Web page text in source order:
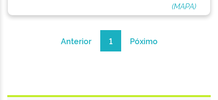
(MAPA)
Anterior 1 Póximo